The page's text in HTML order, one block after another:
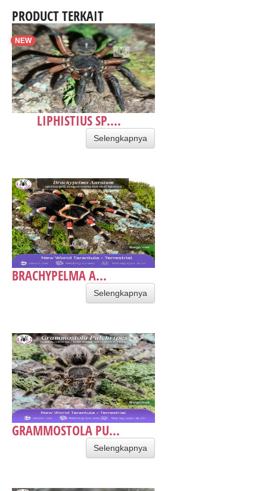
PRODUCT TERKAIT
NEW
LIPHISTIUS SP....
Selengkapnya
BRACHYPELMA A...
Selengkapnya
GRAMMOSTOLA PU...
Selengkapnya